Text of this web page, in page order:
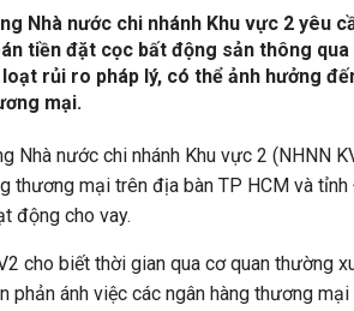
Nhà nước chi nhánh Khu vực 2 yêu
tiền đặt cọc bất động sản thông
rủi ro pháp lý, có thể ảnh hưởng
mại.
Nhà nước chi nhánh Khu vực 2 (NHNN
thương mại trên địa bàn TP HCM và
động cho vay.
cho biết thời gian qua cơ quan thường
phản ánh việc các ngân hàng thương